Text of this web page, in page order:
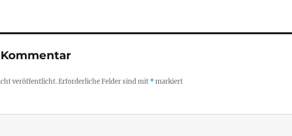
veröffentlicht.Erforderliche Felder sind mit *markiert